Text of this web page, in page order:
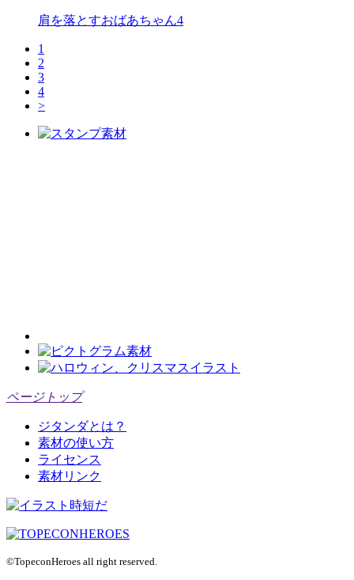
肩を落とすおばあちゃん4
1
2
3
4
>
ページトップ
ジタンダとは？
素材の使い方
ライセンス
素材リンク
©TopeconHeroes all right reserved.